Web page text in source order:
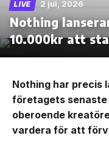
LIVE 2 jul, 2026
Nothing
10.000kr att
Nothing har precis
företagets
oberoende
vardera för att